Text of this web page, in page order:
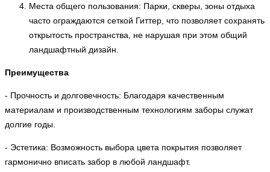
Места общего пользования: Парки, скверы, зоны отдыха
часто ограждаются сеткой Гиттер, что позволяет сохранять
открытость пространства, не нарушая при этом общий
ландшафтный дизайн.
Преимущества
- Прочность и долговечность: Благодаря качественным
материалам и производственным технологиям заборы служат
долгие годы.
- Эстетика: Возможность выбора цвета покрытия позволяет
гармонично вписать забор в любой ландшафт.